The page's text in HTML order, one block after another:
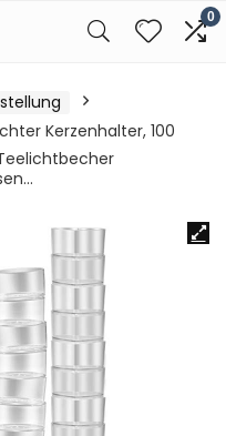
0
Kerzenhalter, 100